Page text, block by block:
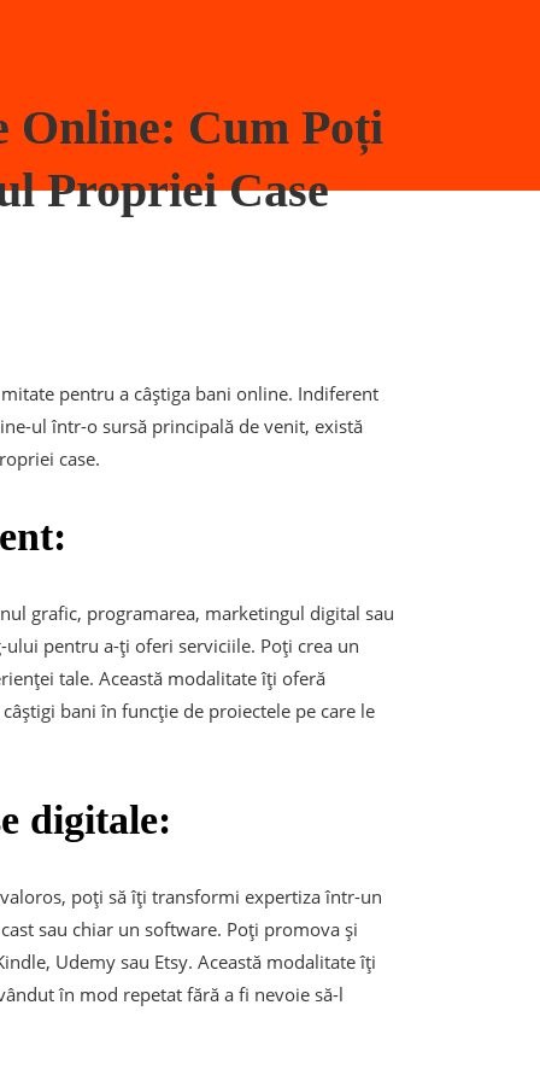
Online: Cum Poți
Propriei Case
pentru a câștiga bani online. Indiferent
ul într-o sursă principală de venit, există
case.
grafic, programarea, marketingul digital sau
pentru a-ți oferi serviciile. Poți crea un
tale. Această modalitate îți oferă
bani în funcție de proiectele pe care le
digitale:
poți să îți transformi expertiza într-un
sau chiar un software. Poți promova și
Udemy sau Etsy. Această modalitate îți
în mod repetat fără a fi nevoie să-l